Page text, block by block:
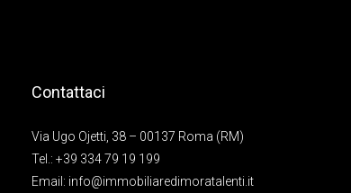
Contattaci
Via Ugo Ojetti, 38 – 00137 Roma (RM)
Tel.:+39 334 79 19 199
Email: info@immobiliaredimoratalenti.it